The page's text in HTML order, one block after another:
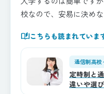
校なので、安易に決め
auto_storiesこちらも読まれていま
通信制高校
定時制と
違いや選